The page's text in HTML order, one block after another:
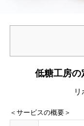
低糖工房
＜サービスの概要＞